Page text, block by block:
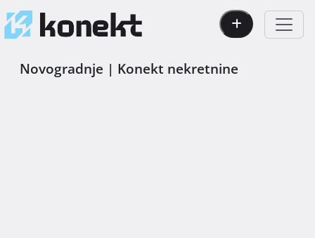
Novogradnje | Konekt nekretnine